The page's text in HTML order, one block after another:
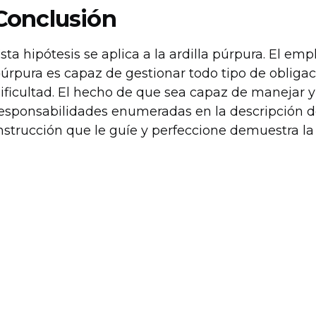
hipótesis se aplica a la ardilla púrpura. El
es capaz de gestionar todo tipo de
El hecho de que sea capaz de manejar
enumeradas en la descripción
que le guíe y perfeccione demuestra